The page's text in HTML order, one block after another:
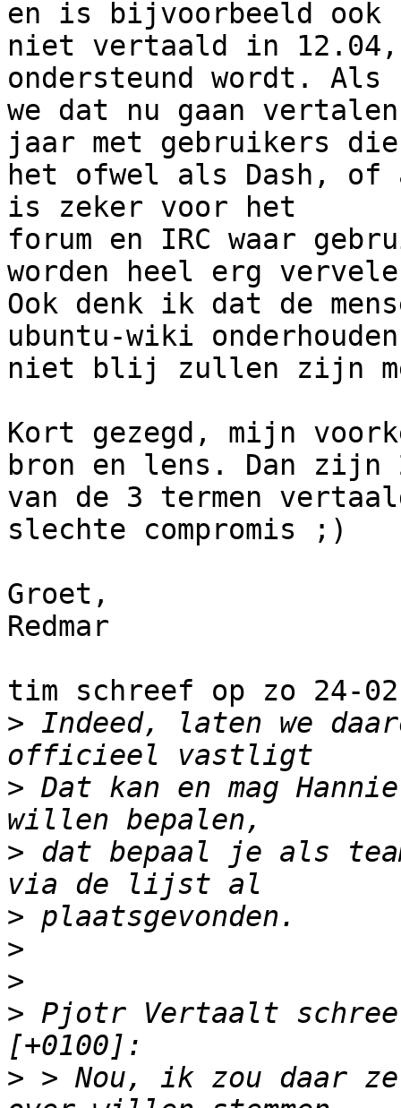
en is bijvoorbeeld ook
niet vertaald in 12.04,
ondersteund wordt. Als
we dat nu gaan
jaar met gebruikers die
het ofwel als Dash, of
is zeker voor het
forum en IRC waar
worden heel erg
Ook denk ik dat de
ubuntu-wiki onderhouden
niet blij zullen zijn
Kort gezegd, mijn
bron en lens. Dan zijn
van de 3 termen
slechte compromis ;)
Groet,
Redmar
tim schreef op zo 24-
> Indeed, laten we
> Dat kan en mag
> dat bepaal je als
>
>
>
> Pjotr Vertaalt
> > Nou, ik zou daar